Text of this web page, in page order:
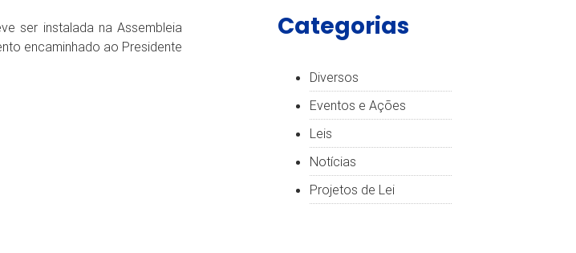
ser instalada na Assembleia
encaminhado ao Presidente
Categorias
Diversos
Eventos e Ações
Leis
Notícias
Projetos de Lei